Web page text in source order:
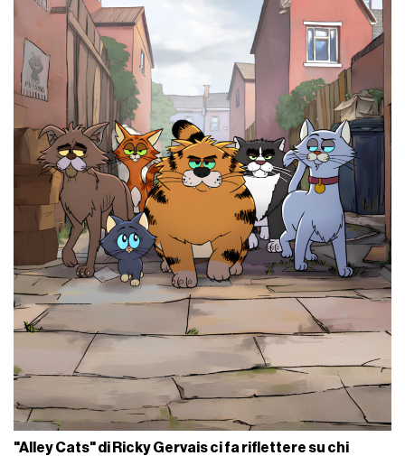
"Alley Cats" di Ricky Gervais ci fa riflettere su chi